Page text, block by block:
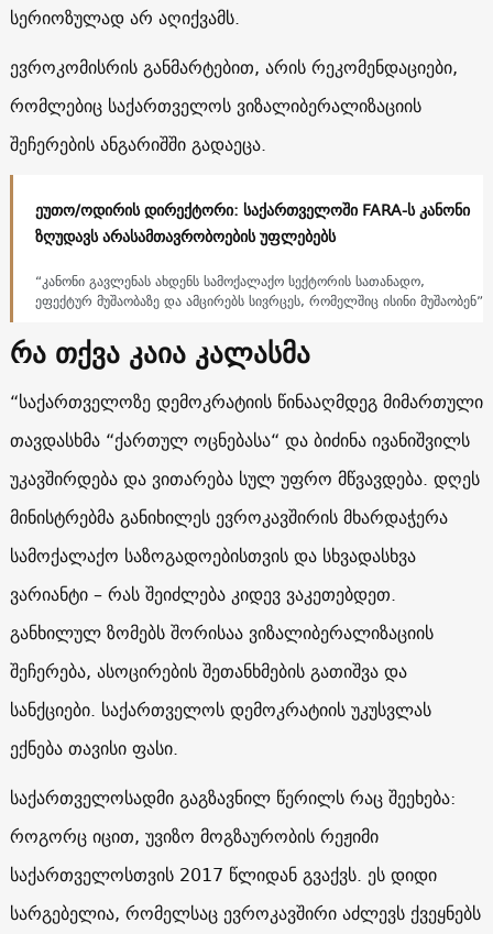
სერიოზულად არ აღიქვამს.
ევროკომისრის განმარტებით, არის რეკომენდაციები,
რომლებიც საქართველოს ვიზალიბერალიზაციის
შეჩერების ანგარიშში გადაეცა.
ეუთო/ოდირის დირექტორი: საქართველოში FARA-ს კანონი
ზღუდავს არასამთავრობოების უფლებებს
“კანონი გავლენას ახდენს სამოქალაქო სექტორის სათანადო,
ეფექტურ მუშაობაზე და ამცირებს სივრცეს, რომელშიც ისინი მუშაობენ”
რა თქვა კაია კალასმა
“საქართველოზე დემოკრატიის წინააღმდეგ მიმართული
თავდასხმა “ქართულ ოცნებასა“ და ბიძინა ივანიშვილს
უკავშირდება და ვითარება სულ უფრო მწვავდება. დღეს
მინისტრებმა განიხილეს ევროკავშირის მხარდაჭერა
სამოქალაქო საზოგადოებისთვის და სხვადასხვა
ვარიანტი – რას შეიძლება კიდევ ვაკეთებდეთ.
განხილულ ზომებს შორისაა ვიზალიბერალიზაციის
შეჩერება, ასოცირების შეთანხმების გათიშვა და
სანქციები. საქართველოს დემოკრატიის უკუსვლას
ექნება თავისი ფასი.
საქართველოსადმი გაგზავნილ წერილს რაც შეეხება:
როგორც იცით, უვიზო მოგზაურობის რეჟიმი
საქართველოსთვის 2017 წლიდან გვაქვს. ეს დიდი
სარგებელია, რომელსაც ევროკავშირი აძლევს ქვეყნებს